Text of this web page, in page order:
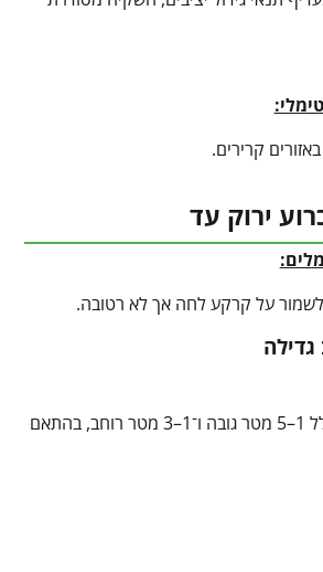
קרירים.
ירוק עד
לשמור על קרקע לחה אך לא רטובה.
שיח ירוק־עד, בדרך כלל 1–5 מטר גובה ו־1–3 מטר רוחב, בהתאם